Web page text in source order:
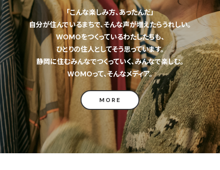
「こんな楽しみ方、あったんだ」
自分が住んでいるまちで、そんな声が増えたらうれしい。
WOMOをつくっているわたしたちも、
ひとりの住人としてそう思っています。
静岡に住むみんなでつくっていく、みんなで楽しむ。
WOMOって、そんなメディア。
MORE